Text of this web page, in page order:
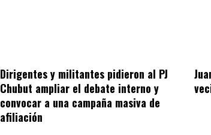
Dirigentes y militantes pidieron al PJ
Chubut ampliar el debate interno y
convocar a una campaña masiva de
afiliación